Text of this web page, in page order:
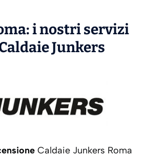
i nostri servizi
Junkers
Caldaie Junkers Roma